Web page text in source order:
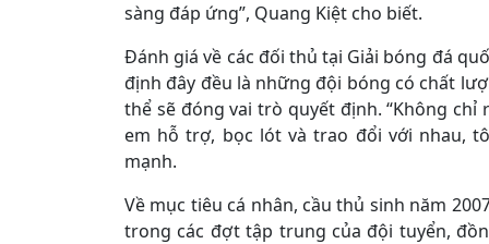
sàng đáp ứng”, Quang Kiệt cho biết.
Đánh giá về các đối thủ tại Giải bóng đá
định đây đều là những đội bóng có chất
thể sẽ đóng vai trò quyết định. “Không
em hỗ trợ, bọc lót và trao đổi với nhau,
mạnh.
Về mục tiêu cá nhân, cầu thủ sinh năm
trong các đợt tập trung của đội tuyển,